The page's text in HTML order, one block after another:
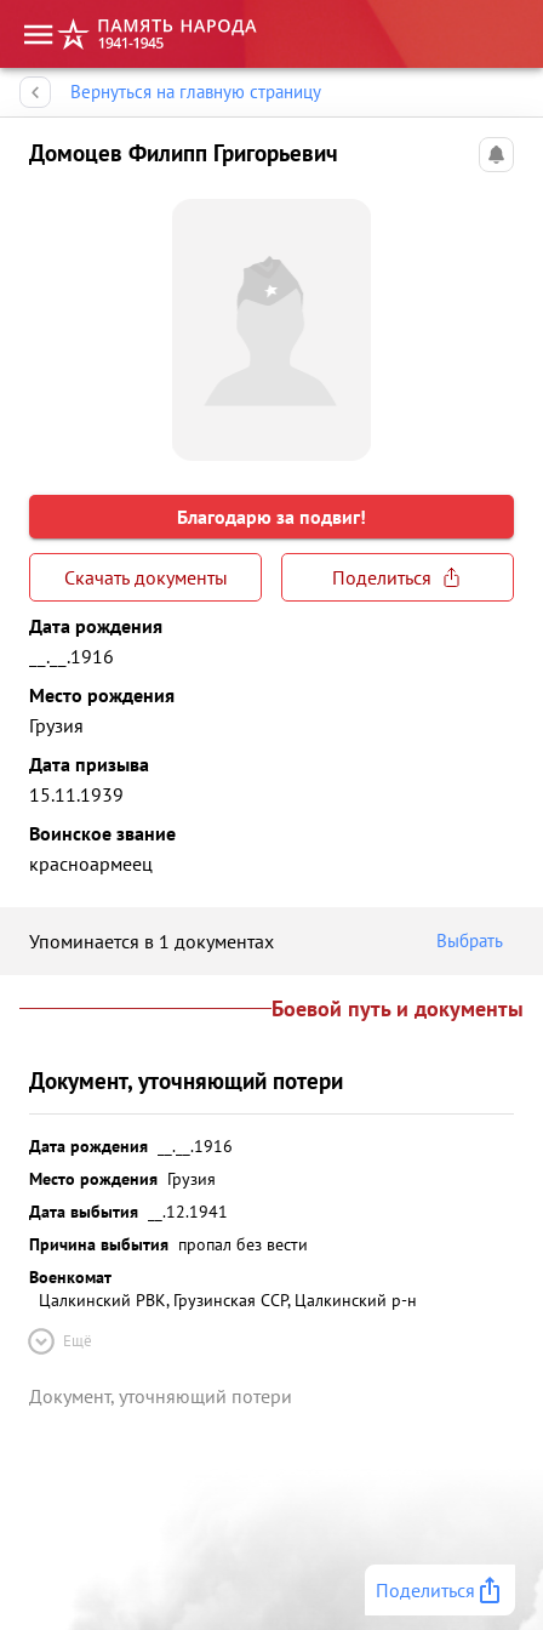
Вернуться на главную страницу
Домоцев Филипп Григорьевич
Благодарю за подвиг!
Скачать документы
Поделиться
Дата рождения
__.__.1916
Место рождения
Грузия
Дата призыва
15.11.1939
Воинское звание
красноармеец
Упоминается в 1 документах Выбрать
Боевой путь и документы
Документ, уточняющий потери
Дата рождения
__.__.1916
Место рождения Грузия
Дата выбытия
__.12.1941
Причина выбытия пропал без вести
Военкомат
Цалкинский РВК, Грузинская ССР, Цалкинский р-н
Ещё
Документ, уточняющий потери
Поделиться
Память народа